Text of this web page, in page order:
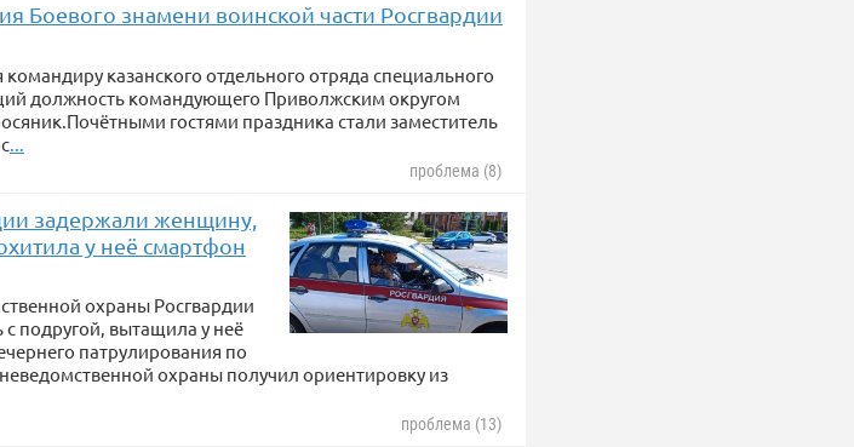
Боевого знамени воинской части Росгвардии
казанского отдельного отряда специального
должность командующего Приволжским округом
гостями праздника стали заместитель
проблема (8)
задержали женщину,
у неё смартфон
охраны Росгвардии
подругой, вытащила у неё
патрулирования по
охраны получил ориентировку из
проблема (13)